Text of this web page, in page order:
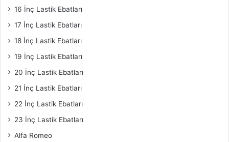
16 İnç Lastik Ebatları
17 İnç Lastik Ebatları
18 İnç Lastik Ebatları
19 İnç Lastik Ebatları
20 İnç Lastik Ebatları
21 İnç Lastik Ebatları
22 İnç Lastik Ebatları
23 İnç Lastik Ebatları
Alfa Romeo